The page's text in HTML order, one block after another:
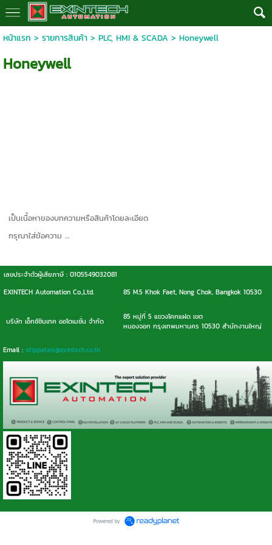
หน้าแรก > รายการสินค้า> PLC, HMI & SCADA > Honeywell
Honeywell
เป็นเนื้อหาของบทความหรือสินค้าโดยละเอียด
กรุณาใส่ข้อความ …
เลขประจำตัวผู้เสียภาษี : 0105549032081
EXINTECH Automation Co.,Ltd.
85 M.5 Khok Faet, Nong Chok, Bangkok 10530
บริษัท เอ็กซ์ซินเทค ออโตเมชั่น จำกัด
85 หมู่ที่ 5 แขวงโคกแฝด เขต
หนองจอก กรุงเทพมหานคร 10530 สำนักงานใหญ่
Email : atippatais@exintech.co.th